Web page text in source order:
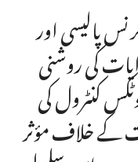
پالیسی اور
کی روشنی
کنٹرول کی
کے خلاف مؤثر